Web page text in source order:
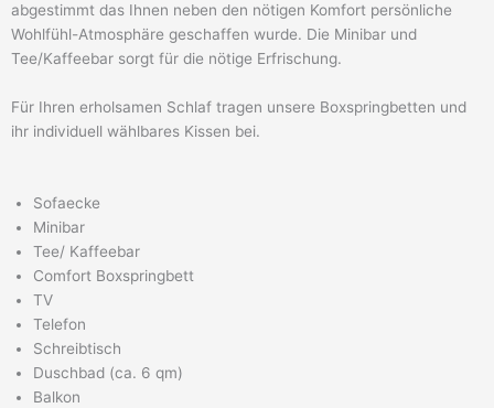
abgestimmt das Ihnen neben den nötigen Komfort persönliche
Wohlfühl-Atmosphäre geschaffen wurde. Die Minibar und
Tee/Kaffeebar sorgt für die nötige Erfrischung.
Für Ihren erholsamen Schlaf tragen unsere Boxspringbetten und
ihr individuell wählbares Kissen bei.
Sofaecke
Minibar
Tee/ Kaffeebar
Comfort Boxspringbett
TV
Telefon
Schreibtisch
Duschbad (ca. 6 qm)
Balkon